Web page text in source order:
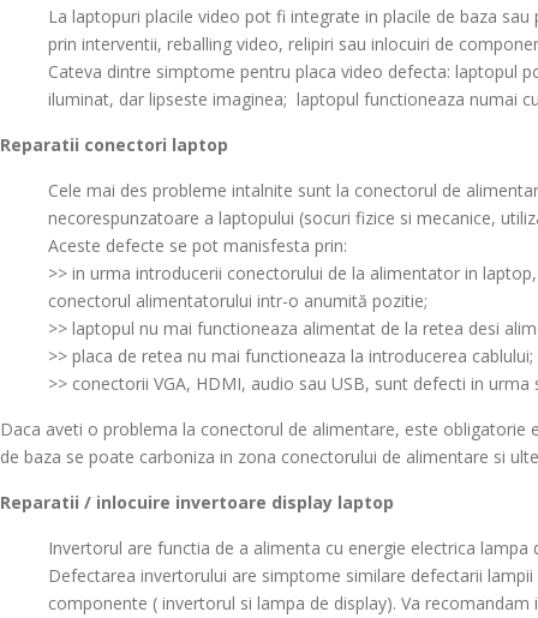
La laptopuri placile video pot fi integrate in placile de baza
prin interventii, reballing video, relipiri sau inlocuiri de
Cateva dintre simptome pentru placa video defecta: laptopul
iluminat, dar lipseste imaginea; laptopul functioneaza numai
Reparatii conectori laptop
Cele mai des probleme intalnite sunt la conectorul de
necorespunzatoare a laptopului (socuri fizice si mecanice,
Aceste defecte se pot manisfesta prin:
>> in urma introducerii conectorului de la alimentator in
conectorul alimentatorului intr-o anumită pozitie;
>> laptopul nu mai functioneaza alimentat de la retea desi
>> placa de retea nu mai functioneaza la introducerea cablului;
>> conectorii VGA, HDMI, audio sau USB, sunt defecti in urma
Daca aveti o problema la conectorul de alimentare, este
de baza se poate carboniza in zona conectorului de alimentare si
Reparatii / inlocuire invertoare display laptop
Invertorul are functia de a alimenta cu energie electrica lampa
Defectarea invertorului are simptome similare defectarii
componente ( invertorul si lampa de display). Va